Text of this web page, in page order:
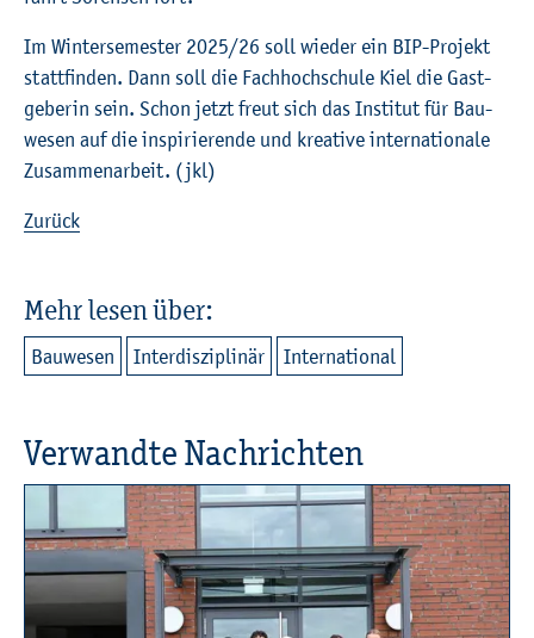
Im Win­ter­se­mes­ter 2025/26 soll wie­der ein BIP-Pro­jekt
statt­fin­den. Dann soll die Fach­hoch­schu­le Kiel die Gast­
ge­be­rin sein. Schon jetzt freut sich das In­sti­tut für Bau­
we­sen auf die in­spi­rie­ren­de und krea­ti­ve in­ter­na­tio­na­le
Zu­sam­men­ar­beit. (jkl)
Zu­rück
Mehr lesen über:
Bau­we­sen In­ter­dis­zi­pli­när In­ter­na­tio­nal
Ver­wand­te Nach­rich­ten